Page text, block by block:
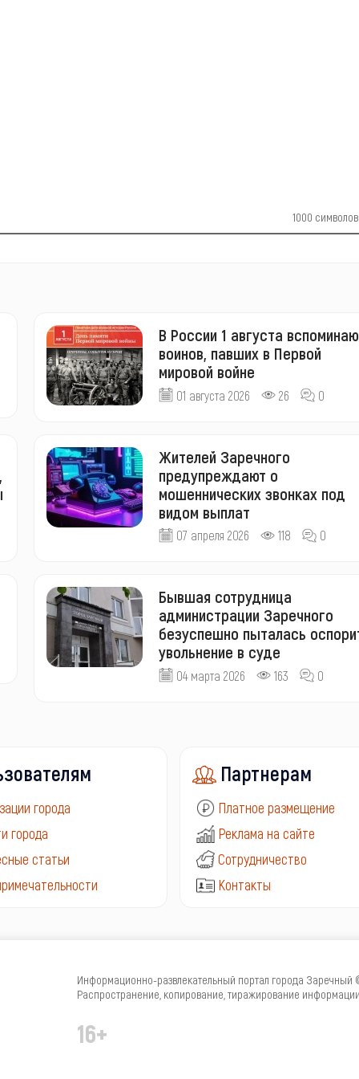
1000 символов
В России 1 августа
воинов, павших в Первой
мировой войне
01 августа 2026 26 0
Жителей Заречного
предупреждают о
мошеннических звонках под
видом выплат
07 апреля 2026 118 0
Бывшая сотрудница
администрации Заречного
безуспешно пыталась
увольнение в суде
04 марта 2026 163 0
города
города
статьи
Партнерам
Платное размещение
Реклама на сайте
Сотрудничество
Контакты
Информационно-развлекательный портал города
Распространение, копирование, тиражирование
16+